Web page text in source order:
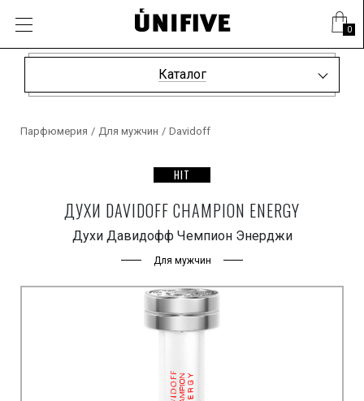
0
Каталог
Парфюмерия / Для мужчин / Davidoff
HIT
ДУХИ DAVIDOFF CHAMPION ENERGY
Духи Давидофф Чемпион Энерджи
Для мужчин